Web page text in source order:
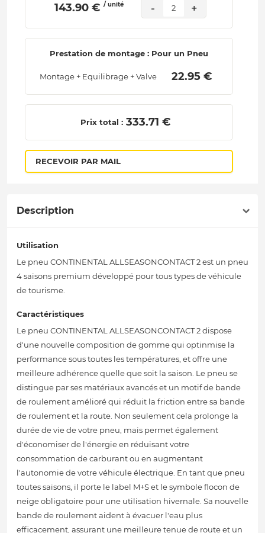
143.90 € / unité - 2 +
Prestation de montage : Pour un Pneu
Montage + Equilibrage + Valve 22.95 €
Prix total : 333.71 €
RECEVOIR PAR MAIL
Description
Utilisation
Le pneu CONTINENTAL ALLSEASONCONTACT 2 est un pneu
4 saisons premium développé pour tous types de véhicule
de tourisme.
Caractéristiques
Le pneu CONTINENTAL ALLSEASONCONTACT 2 dispose
d'une nouvelle composition de gomme qui optinmise la
performance sous toutes les températures, et offre une
meilleure adhérence quelle que soit la saison. Le pneu se
distingue par ses matériaux avancés et un motif de bande
de roulement amélioré qui réduit la friction entre sa bande
de roulement et la route. Non seulement cela prolonge la
durée de vie de votre pneu, mais permet également
d'économiser de l'énergie en réduisant votre
consommation de carburant ou en augmentant
l'autonomie de votre véhicule électrique. En tant que pneu
toutes saisons, il porte le label M+S et le symbole flocon de
neige obligatoire pour une utilisation hivernale. Sa nouvelle
bande de roulement aident à évacuer l'eau plus
efficacement, assurant une meilleure tenue de route et un